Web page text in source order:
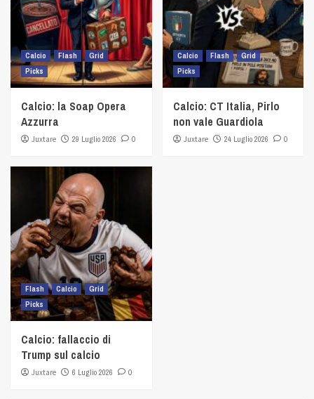
Calcio Flash
Grid
Picks
Calcio: la Soap Opera
Azzurra
Juxtare 29 Luglio 2026 0
Calcio Flash
Grid
Picks
Calcio: CT Italia, Pirlo
non vale Guardiola
Juxtare 24 Luglio 2026 0
Flash Calcio
Grid
Picks
Calcio: fallaccio di
Trump sul calcio
Juxtare 6 Luglio 2026 0